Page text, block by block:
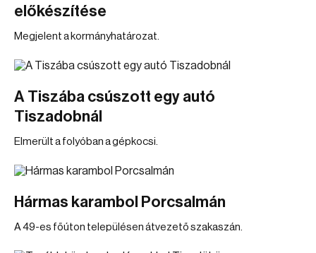
előkészítése
Megjelent a kormányhatározat.
A Tiszába csúszott egy autó
Tiszadobnál
Elmerült a folyóban a gépkocsi.
Hármas karambol Porcsalmán
A 49-es főúton településen átvezető szakaszán.